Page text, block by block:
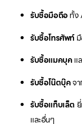
รับซื้อมือถือทั้ง
รับซื้อโทรศัพท์
รับซื้อแมคบุคแ
รับซื้อโน๊ตบุ๊คจา
รับซื้อแท็บเล็ต
และอื่นๆ